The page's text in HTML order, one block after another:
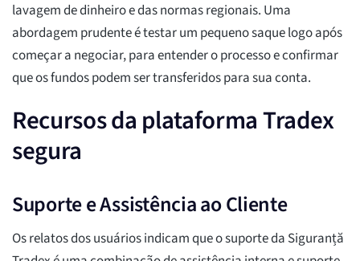
lavagem de dinheiro e das normas regionais. Uma
abordagem prudente é testar um pequeno saque logo após
começar a negociar, para entender o processo e confirmar
que os fundos podem ser transferidos para sua conta.
Recursos da plataforma Tradex
segura
Suporte e Assistência ao Cliente
Os relatos dos usuários indicam que o suporte da Siguranță